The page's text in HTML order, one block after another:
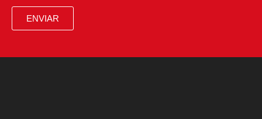
por
ENVIAR